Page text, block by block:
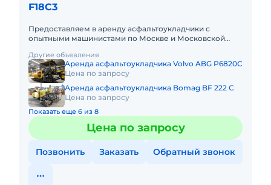
F18C3
Предоставляем в аренду асфальтоукладчики с
опытными машинистами по Москве и Московской
краткосрочный (почасовой, посмен
Другие объявления
Аренда асфальтоукладчика Volvo ABG P6820C
Цена по запросу
Аренда асфальтоукладчика Bomag BF 222 C
Цена по запросу
Показать еще 6 из 8
Цена по запросу
Позвонить Заказать Обратный звонок